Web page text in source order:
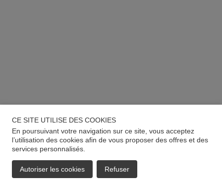
CE SITE UTILISE DES COOKIES
En poursuivant votre navigation sur ce site, vous acceptez
l’utilisation des cookies afin de vous proposer des offres et des
services personnalisés.
Autoriser les cookies Refuser